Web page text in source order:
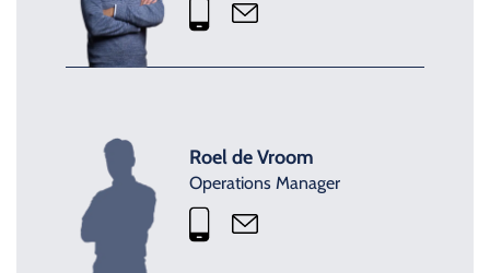
Roel de Vroom
Operations Manager